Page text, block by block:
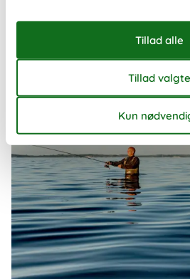
eller en mindre gruppe venner.